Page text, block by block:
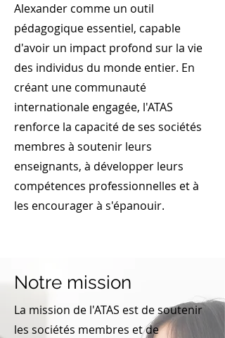
Alexander comme un outil
pédagogique essentiel, capable
d'avoir un impact profond sur la vie
des individus du monde entier. En
créant une communauté
internationale engagée, l'ATAS
renforce la capacité de ses sociétés
membres à soutenir leurs
enseignants, à développer leurs
compétences professionnelles et à
les encourager à s'épanouir.
Notre mission
La mission de l'ATAS est de soutenir
les sociétés membres et de